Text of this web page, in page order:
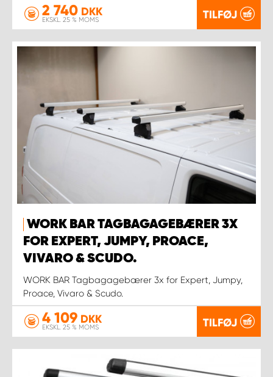
2 740 DKK
EKSKL. 25 % MOMS TILFØJ
WORK BAR TAGBAGAGEBÆRER 3X
FOR EXPERT, JUMPY, PROACE,
VIVARO & SCUDO.
WORK BAR Tagbagagebærer 3x for Expert, Jumpy,
Proace, Vivaro & Scudo.
4 109 DKK
EKSKL. 25 % MOMS TILFØJ